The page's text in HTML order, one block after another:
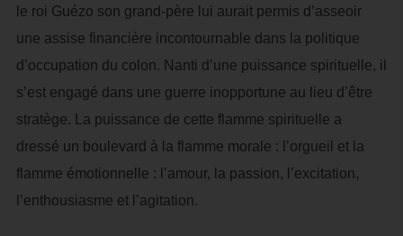
le roi Guézo son grand-père lui aurait permis d’asseoir
une assise financière incontournable dans la politique
d’occupation du colon. Nanti d’une puissance spirituelle, il
s’est engagé dans une guerre inopportune au lieu d’être
stratège. La puissance de cette flamme spirituelle a
dressé un boulevard à la flamme morale : l’orgueil et la
flamme émotionnelle : l’amour, la passion, l’excitation,
l’enthousiasme et l’agitation.